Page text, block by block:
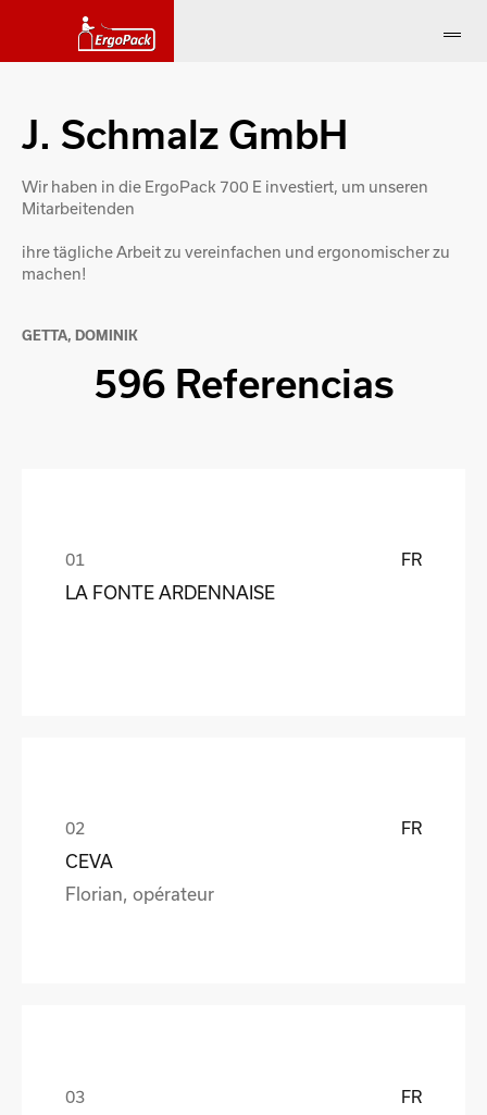
J. Schmalz GmbH
Wir haben in die ErgoPack 700 E investiert, um unseren
Mitarbeitenden
ihre tägliche Arbeit zu vereinfachen und ergonomischer zu
machen!
GETTA, DOMINIK
596 Referencias
FR
LA FONTE ARDENNAISE
FR
CEVA
Florian, opérateur
FR